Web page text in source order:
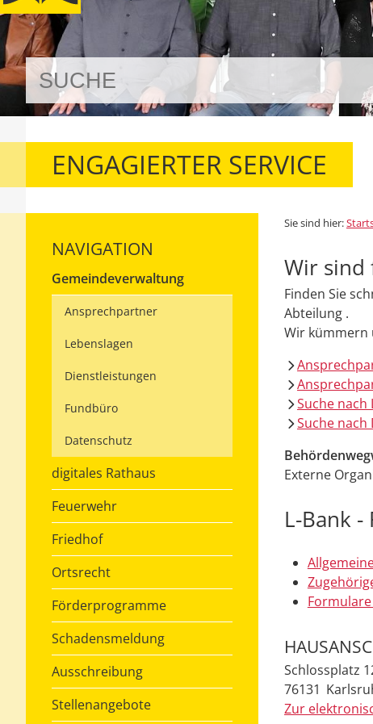
ENGAGIERTER SERVICE
NAVIGATION
Gemeindeverwaltung
Ansprechpartner
Lebenslagen
Dienstleistungen
Fundbüro
Datenschutz
digitales Rathaus
Feuerwehr
Friedhof
Ortsrecht
Förderprogramme
Schadensmeldung
Ausschreibung
Stellenangebote
Sie sind hier:
Wir sind
Finden Sie
Abteilung .
Wir kümmern
Suche nach
Suche
Externe
L-Bank
Schlossplatz
76131
Zur